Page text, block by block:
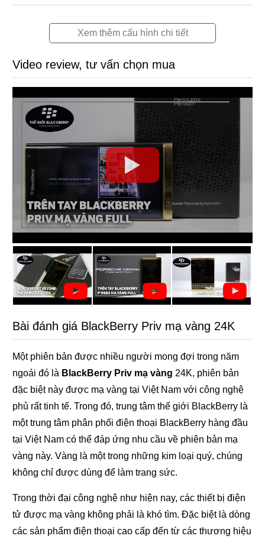
Xem thêm cấu hình chi tiết
Video review, tư vấn chọn mua
Bài đánh giá BlackBerry Priv mạ vàng 24K
Một phiên bản được nhiều người mong đợi trong năm
ngoái đó là BlackBerry Priv mạ vàng 24K, phiên bản
đặc biệt này được mạ vàng tại Việt Nam với công nghệ
phủ rất tinh tế. Trong đó, trung tâm thế giới BlackBerry là
một trung tâm phân phối điện thoại BlackBerry hàng đầu
tại Việt Nam có thể đáp ứng nhu cầu về phiên bản mạ
vàng này. Vàng là một trong những kim loại quý, chúng
không chỉ được dùng để làm trang sức.
Trong thời đại công nghệ như hiện nay, các thiết bị điện
tử được mạ vàng không phải là khó tìm. Đặc biệt là dòng
các sản phẩm điện thoại cao cấp đến từ các thương hiệu